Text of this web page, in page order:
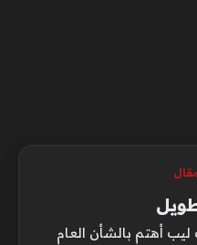
أهتم بالشأن العام